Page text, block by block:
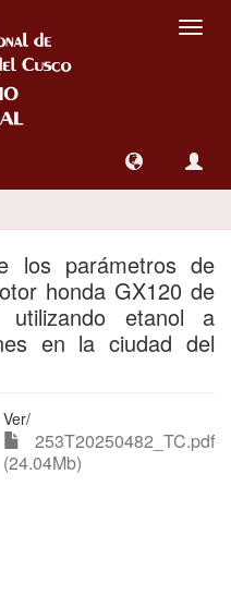
los parámetros de
honda GX120 de
utilizando etanol a
en la ciudad del
Ver/
253T20250482_TC.pdf
(24.04Mb)